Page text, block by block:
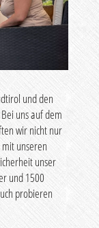
und den
uns auf dem
wir nicht nur
unseren
unser
und 1500
probieren